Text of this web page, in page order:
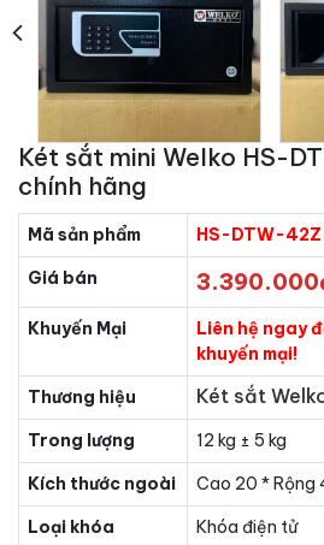
Két sắt mini Welko HS-
chính hãng
Mã sản phẩm HS-DTW-42Z
Giá bán
Khuyến Mại
Liên hệ ngay
khuyến mại!
Thương hiệu
Két sắt
Trong lượng
12 kg ± 5 kg
Kích thước ngoài
Cao 20 * Rộng
Loại khóa
Khóa điện tử